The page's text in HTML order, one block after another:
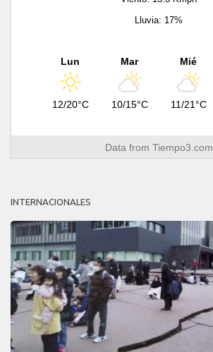
Lluvia: 17%
Lun
12/20°C
Mar
10/15°C
Mié
11/21°C
Data from Tiempo3.com
INTERNACIONALES